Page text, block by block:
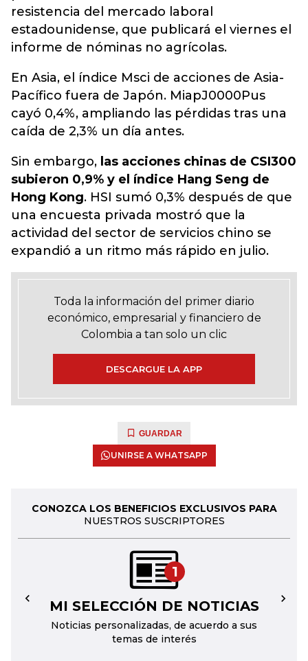
resistencia del mercado laboral
estadounidense, que publicará el viernes el
informe de nóminas no agrícolas.
En Asia, el índice Msci de acciones de Asia-
Pacífico fuera de Japón. MiapJ0000Pus
cayó 0,4%, ampliando las pérdidas tras una
caída de 2,3% un día antes.
Sin embargo, las acciones chinas de CSI300
subieron 0,9% y el índice Hang Seng de
Hong Kong. HSI sumó 0,3% después de que
una encuesta privada mostró que la
actividad del sector de servicios chino se
expandió a un ritmo más rápido en julio.
Toda la información del primer diario
económico, empresarial y financiero de
Colombia a tan solo un clic
DESCARGUE LA APP
GUARDAR
UNIRSE A WHATSAPP
CONOZCA LOS BENEFICIOS EXCLUSIVOS PARA
NUESTROS SUSCRIPTORES
1
MI SELECCIÓN DE NOTICIAS
Noticias personalizadas, de acuerdo a sus
temas de interés
← →